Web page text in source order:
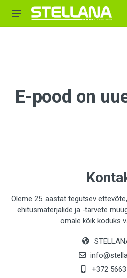
E-pood on
Oleme 25. aastat tegutsev
ehitusmaterjalide ja -tarvete
omale kõik koduks
+372